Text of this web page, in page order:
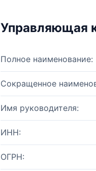
Управляющая
Полное наименование:
Сокращенное
Имя руководителя:
ИНН:
ОГРН: